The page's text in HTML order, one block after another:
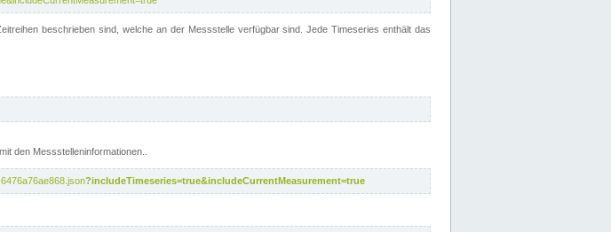
beschrieben sind, welche an der Messstelle verfügbar sind. Jede Timeseries enthält das
den Messstelleninformationen..
?includeTimeseries=true&includeCurrentMeasurement=true